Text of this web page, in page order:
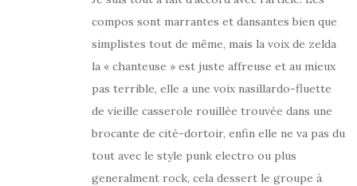
compos sont marrantes et dansantes bien que
simplistes tout de même, mais la voix de zelda
la « chanteuse » est juste affreuse et au mieux
pas terrible, elle a une voix nasillardo-fluette
de vieille casserole rouillée trouvée dans une
brocante de cité-dortoir, enfin elle ne va pas du
tout avec le style punk electro ou plus
generalment rock, cela dessert le groupe à